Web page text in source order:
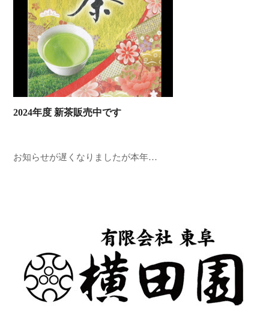
2024年度 新茶販売中です
お知らせが遅くなりましたが本年…